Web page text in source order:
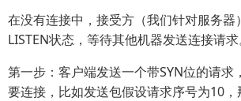
在没有连接中，接受方（我们针对服务器
LISTEN状态，等待其他机器发送连接请求
第一步：客户端发送一个带SYN位的请求
要连接，比如发送包假设请求序号为10，